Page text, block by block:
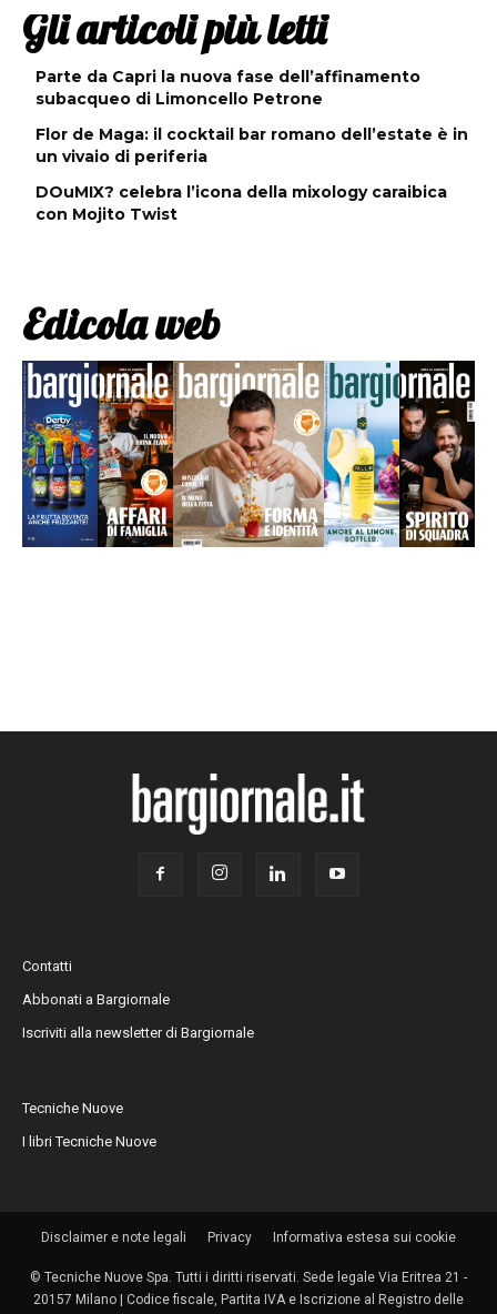
Gli articoli più letti
Parte da Capri la nuova fase dell’affinamento
subacqueo di Limoncello Petrone
Flor de Maga: il cocktail bar romano dell’estate è in
un vivaio di periferia
DOuMIX? celebra l’icona della mixology caraibica
con Mojito Twist
Edicola web
Contatti
Abbonati a Bargiornale
Iscriviti alla newsletter di Bargiornale
Tecniche Nuove
I libri Tecniche Nuove
Disclaimer e note legali Privacy Informativa estesa sui cookie
© Tecniche Nuove Spa. Tutti i diritti riservati. Sede legale Via Eritrea 21 -
20157 Milano | Codice fiscale, Partita IVA e Iscrizione al Registro delle